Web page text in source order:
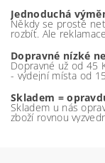
Jednoduchá
Někdy se prostě
rozbít. Ale
Dopravné nízké
Dopravné už od 45
- výdejní místa od
Skladem =
Skladem u nás
zboží rovnou